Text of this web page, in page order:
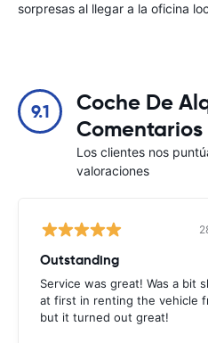
sorpresas al llegar a la oficina
9.1
Coche De
Comentarios
Los clientes nos
valoraciones
Outstanding
Service was great! Was a bit
at first in renting the vehicle
but it turned out great!